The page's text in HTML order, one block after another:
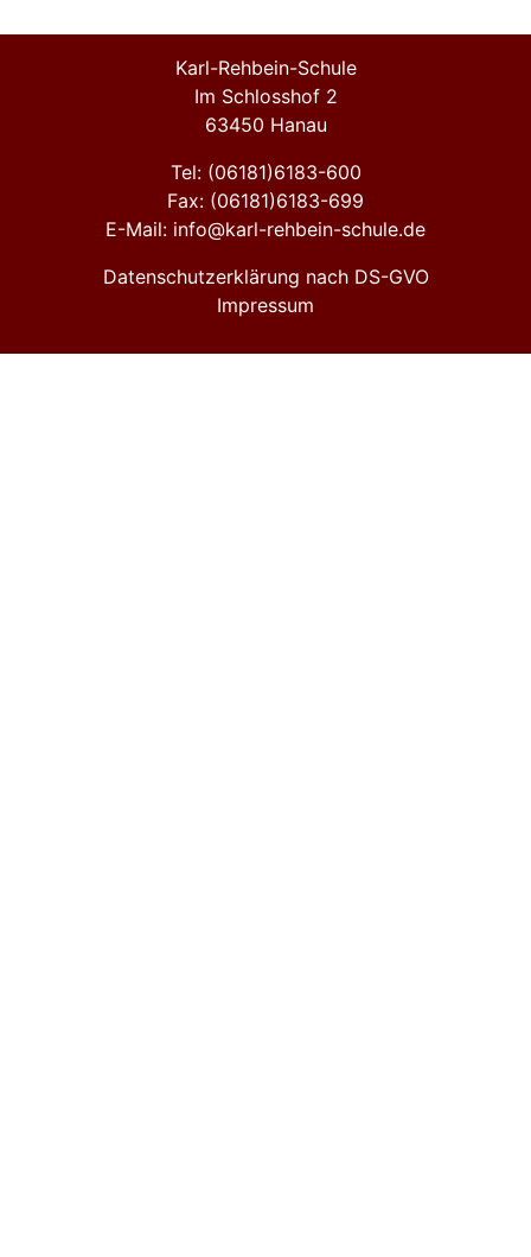
Karl-Rehbein-Schule
Im Schlosshof 2
63450 Hanau
Tel: (06181)6183-600
Fax: (06181)6183-699
E-Mail: info@karl-rehbein-schule.de
Datenschutzerklärung nach DS-GVO
Impressum